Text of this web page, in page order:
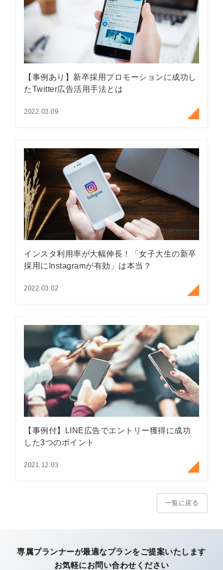
【事例あり】新卒採用プロモーションに成功し
たTwitter広告活用手法とは
2022.03.09
インスタ利用率が大幅伸長！「女子大生の新卒
採用にInstagramが有効」は本当？
2022.03.02
【事例付】LINE広告でエントリー獲得に成功
した3つのポイント
2021.12.03
一覧に戻る
専属プランナーが最適なプランをご提案いたします
お気軽にお問い合わせください